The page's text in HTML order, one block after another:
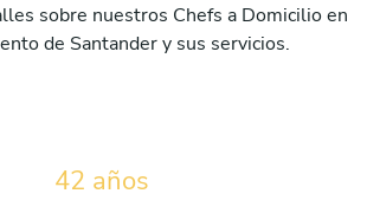
sobre nuestros Chefs a Domicilio en
de Santander y sus servicios.
42 años